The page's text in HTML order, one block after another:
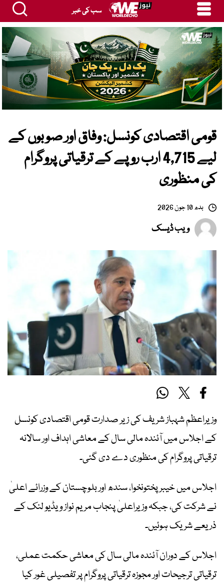
سب کی خبر
قومی اقتصادی کونسل: وفاق اور صوبوں کے
لیے 4,715 ارب روپے کے ترقیاتی پروگرام
کی منظوری
بدھ 10 جون 2026
ویب ڈیسک
وزیراعظم شہباز شریف کی زیر صدارت قومی اقتصادی کونسل
کے اجلاس میں آئندہ مالی سال کے معاشی اہداف اور سالانہ
ترقیاتی پروگرام کی منظوری دے دی گئی۔
اجلاس میں خیبرپختونخوا، سندھ اور بلوچستان کے وزرائے اعلیٰ
نے شرکت کی، جبکہ وزیراعلیٰ پنجاب مریم نواز ویڈیو لنک کے
ذریعے شریک ہوئیں۔
اجلاس کے دوران آئندہ مالی سال کی معاشی حکمت عملی،
ترقیاتی ترجیحات اور مجوزہ ترقیاتی پروگرام پر تفصیلی غور کیا